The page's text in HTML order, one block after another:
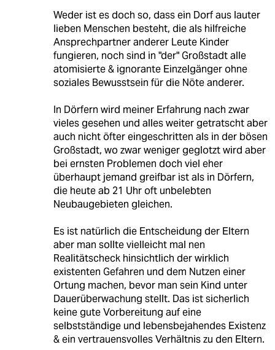
Weder ist es doch so, dass ein Dorf aus lauter
lieben Menschen besteht, die als hilfreiche
Ansprechpartner anderer Leute Kinder
fungieren, noch sind in "der" Großstadt alle
atomisierte & ignorante Einzelgänger ohne
soziales Bewusstsein für die Nöte anderer.
In Dörfern wird meiner Erfahrung nach zwar
vieles gesehen und alles weiter getratscht aber
auch nicht öfter eingeschritten als in der bösen
Großstadt, wo zwar weniger geglotzt wird aber
bei ernsten Problemen doch viel eher
überhaupt jemand greifbar ist als in Dörfern,
die heute ab 21 Uhr oft unbelebten
Neubaugebieten gleichen.
Es ist natürlich die Entscheidung der Eltern
aber man sollte vielleicht mal nen
Realitätscheck hinsichtlich der wirklich
existenten Gefahren und dem Nutzen einer
Ortung machen, bevor man sein Kind unter
Dauerüberwachung stellt. Das ist sicherlich
keine gute Vorbereitung auf eine
selbstständige und lebensbejahendes Existenz
& ein vertrauensvolles Verhältnis zu den Eltern.